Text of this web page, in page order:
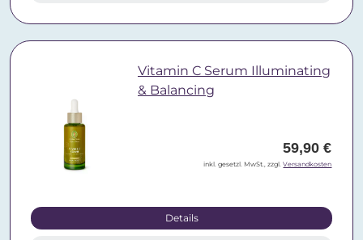
Vitamin C Serum Illuminating
& Balancing
59,90 €
inkl. gesetzl. MwSt., zzgl.Versandkosten
Details